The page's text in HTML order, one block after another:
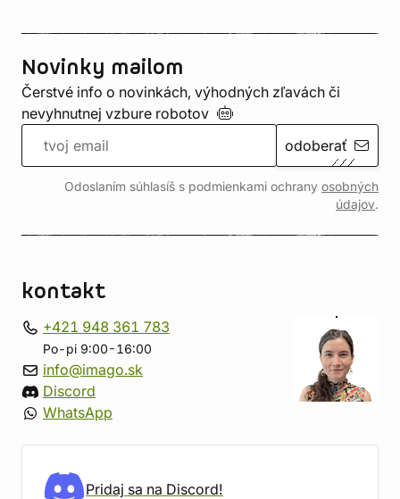
Novinky mailom
Čerstvé info o novinkách, výhodných zľavách či
nevyhnutnej vzbure robotov
odoberať
Odoslaním súhlasíš s podmienkami ochrany osobných
údajov.
kontakt
+421 948 361 783
Po-pi 9:00-16:00
info@imago.sk
Discord
WhatsApp
Pridaj sa na Discord!